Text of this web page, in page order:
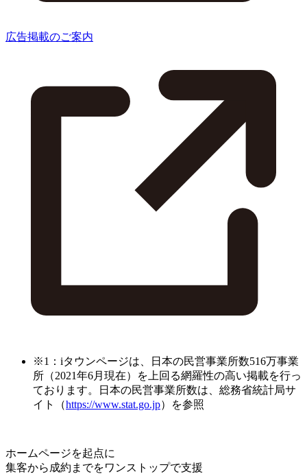
広告掲載のご案内
※1：iタウンページは、日本の民営事業所数516万事業
所（2021年6月現在）を上回る網羅性の高い掲載を行っ
ております。日本の民営事業所数は、総務省統計局サ
イト（https://www.stat.go.jp）を参照
ホームページを起点に
集客から成約までをワンストップで支援